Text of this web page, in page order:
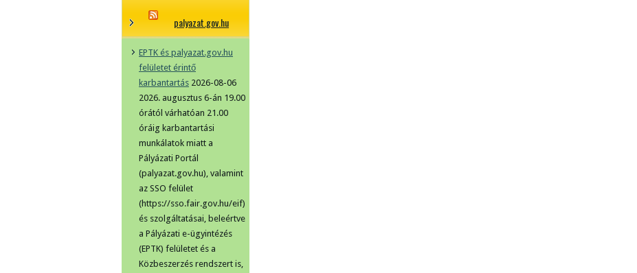
palyazat.gov.hu
EPTK és palyazat.gov.hu
felületet érintő
karbantartás 2026-08-06
2026. augusztus 6-án 19.00
órától várhatóan 21.00
óráig karbantartási
munkálatok miatt a
Pályázati Portál
(palyazat.gov.hu), valamint
az SSO felület
(https://sso.fair.gov.hu/eif)
és szolgáltatásai, beleértve
a Pályázati e-ügyintézés
(EPTK) felületet és a
Közbeszerzés rendszert is,